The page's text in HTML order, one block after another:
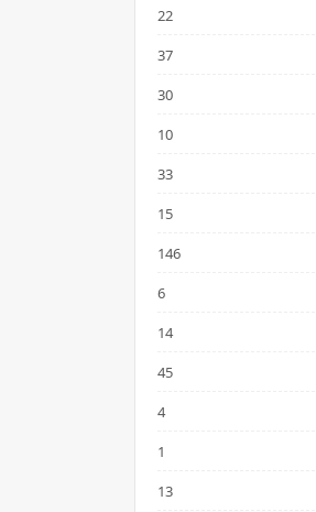
22
37
30
10
33
15
146
6
14
45
4
1
13